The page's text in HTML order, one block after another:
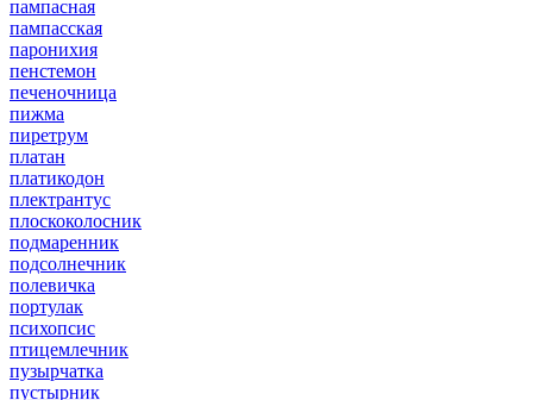
пампасная
пампасская
паронихия
пенстемон
печеночница
пижма
пиретрум
платан
платикодон
плектрантус
плоскоколосник
подмаренник
подсолнечник
полевичка
портулак
психопсис
птицемлечник
пузырчатка
пустырник